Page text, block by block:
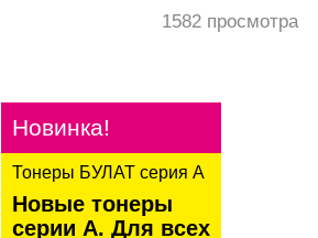
1582 просмотра
Новинка!
Тонеры БУЛАТ серия А
Новые тонеры
серии А. Для всех